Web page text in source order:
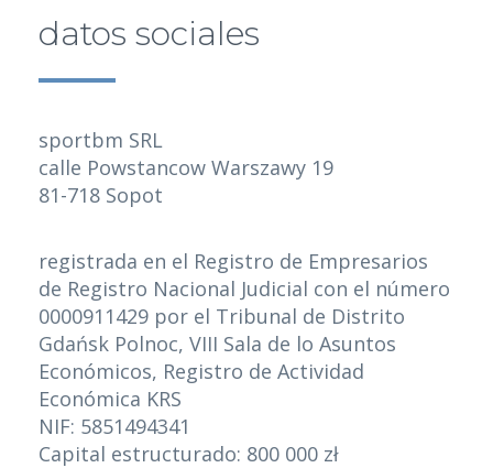
datos sociales
sportbm SRL
calle Powstancow Warszawy 19
81-718 Sopot
registrada en el Registro de Empresarios
de Registro Nacional Judicial con el número
0000911429 por el Tribunal de Distrito
Gdańsk Polnoc, VIII Sala de lo Asuntos
Económicos, Registro de Actividad
Económica KRS
NIF: 5851494341
Capital estructurado: 800 000 zł